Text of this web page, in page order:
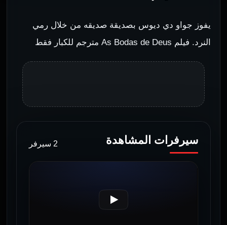
يفوز جواو دي ديوس بصديقة صديقه من خلال رمي
النرد. فيلم As Bodas de Deus مترجم للكبار فقط
سيرفرات المشاهدة 2 سيرفر